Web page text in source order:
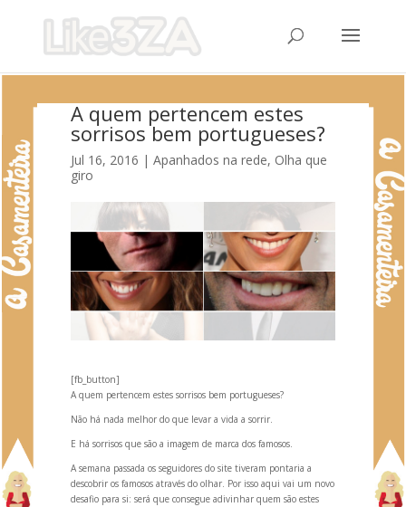
A quem pertencem estes
sorrisos bem portugueses?
Jul 16, 2016 | Apanhados na rede, Olha que
giro
[fb_button]
A quem pertencem estes sorrisos bem portugueses?
Não há nada melhor do que levar a vida a sorrir.
E há sorrisos que são a imagem de marca dos famosos.
A semana passada os seguidores do site tiveram pontaria a
descobrir os famosos através do olhar. Por isso aqui vai um novo
desafio para si: será que consegue adivinhar quem são estes